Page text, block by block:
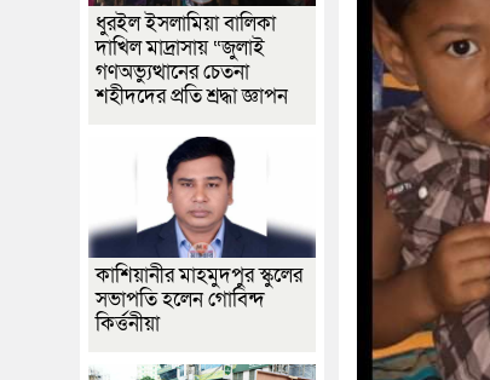
ধুরইল ইসলামিয়া বালিকা
দাখিল মাদ্রাসায় “জুলাই
গণঅভ্যুত্থানের চেতনা
শহীদদের প্রতি শ্রদ্ধা জ্ঞাপন
কাশিয়ানীর মাহমুদপুর স্কুলের
সভাপতি হলেন গোবিন্দ
কির্ত্তনীয়া